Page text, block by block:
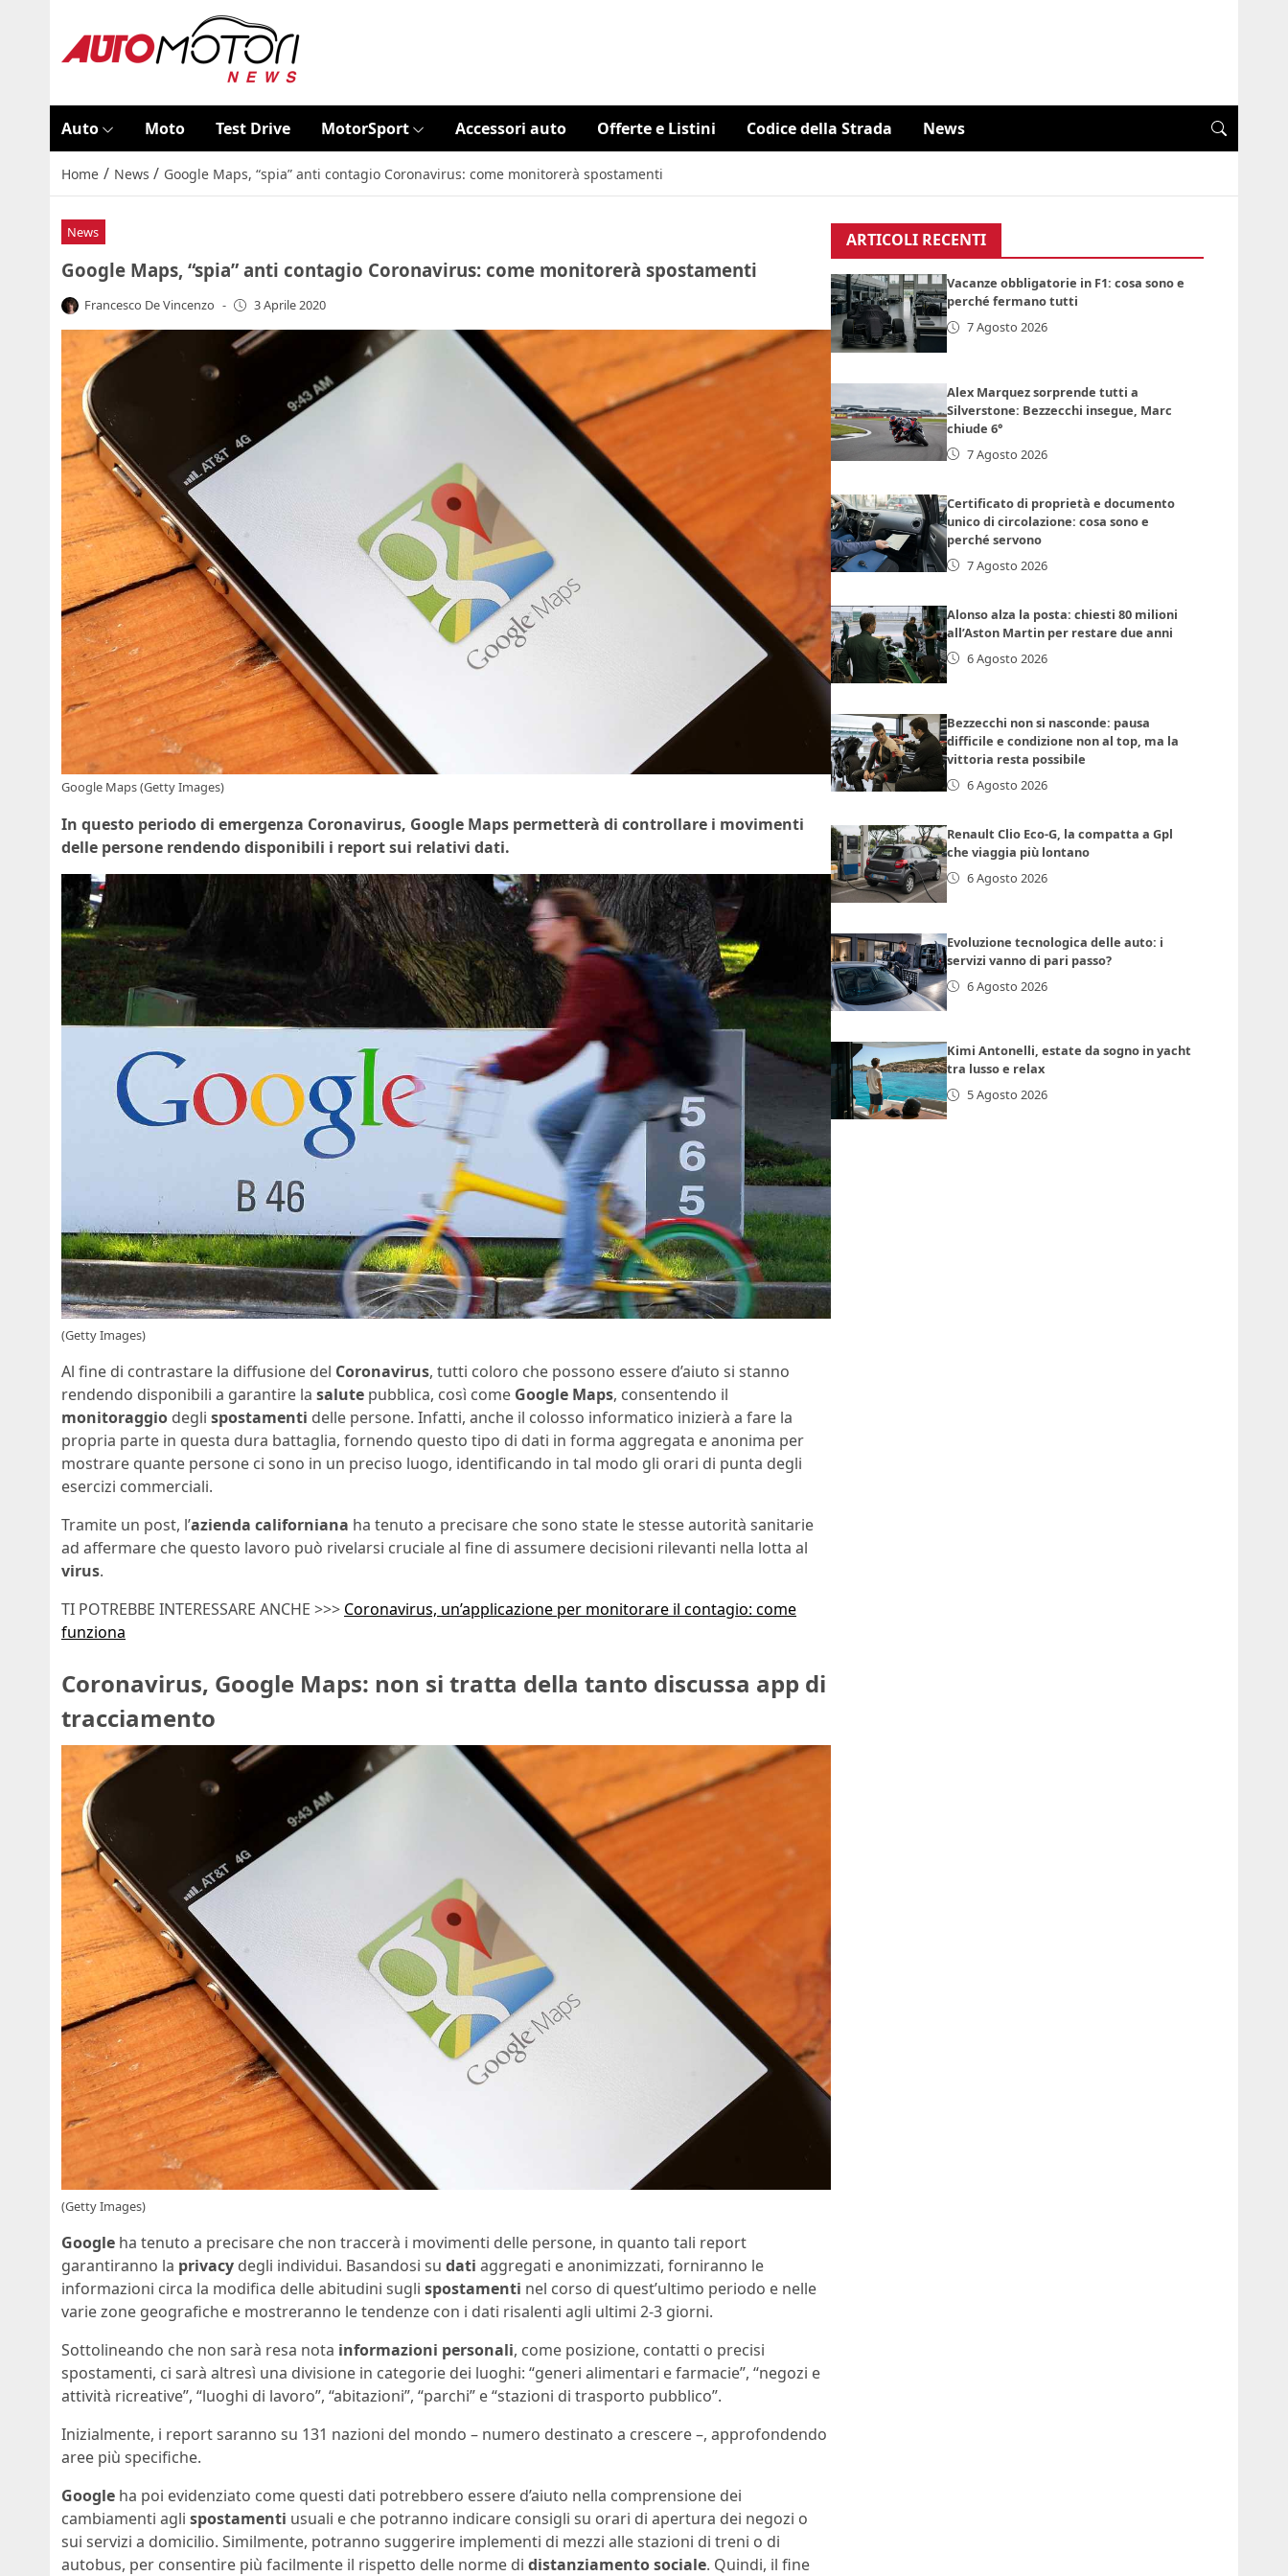
Auto Moto Test Drive MotorSport Accessori auto Offerte e Listini Codice della Strada News
Home / News / Google Maps, “spia” anti contagio Coronavirus: come monitorerà spostamenti
News
Google Maps, “spia” anti contagio Coronavirus: come monitorerà spostamenti
Francesco De Vincenzo - 3 Aprile 2020
Google Maps (Getty Images)
In questo periodo di emergenza Coronavirus, Google Maps permetterà di controllare i movimenti
delle persone rendendo disponibili i report sui relativi dati.
(Getty Images)
Al fine di contrastare la diffusione del Coronavirus, tutti coloro che possono essere d’aiuto si stanno
rendendo disponibili a garantire la salute pubblica, così come Google Maps, consentendo il
monitoraggio degli spostamenti delle persone. Infatti, anche il colosso informatico inizierà a fare la
propria parte in questa dura battaglia, fornendo questo tipo di dati in forma aggregata e anonima per
mostrare quante persone ci sono in un preciso luogo, identificando in tal modo gli orari di punta degli
esercizi commerciali.
Tramite un post, l’azienda californiana ha tenuto a precisare che sono state le stesse autorità sanitarie
ad affermare che questo lavoro può rivelarsi cruciale al fine di assumere decisioni rilevanti nella lotta al
virus.
TI POTREBBE INTERESSARE ANCHE >>> Coronavirus, un’applicazione per monitorare il contagio: come
funziona
Coronavirus, Google Maps: non si tratta della tanto discussa app di
tracciamento
(Getty Images)
Google ha tenuto a precisare che non traccerà i movimenti delle persone, in quanto tali report
garantiranno la privacy degli individui. Basandosi su dati aggregati e anonimizzati, forniranno le
informazioni circa la modifica delle abitudini sugli spostamenti nel corso di quest’ultimo periodo e nelle
varie zone geografiche e mostreranno le tendenze con i dati risalenti agli ultimi 2-3 giorni.
Sottolineando che non sarà resa nota informazioni personali, come posizione, contatti o precisi
spostamenti, ci sarà altresì una divisione in categorie dei luoghi: “generi alimentari e farmacie”, “negozi e
attività ricreative”, “luoghi di lavoro”, “abitazioni”, “parchi” e “stazioni di trasporto pubblico”.
Inizialmente, i report saranno su 131 nazioni del mondo – numero destinato a crescere –, approfondendo
aree più specifiche.
Google ha poi evidenziato come questi dati potrebbero essere d’aiuto nella comprensione dei
cambiamenti agli spostamenti usuali e che potranno indicare consigli su orari di apertura dei negozi o
sui servizi a domicilio. Similmente, potranno suggerire implementi di mezzi alle stazioni di treni o di
autobus, per consentire più facilmente il rispetto delle norme di distanziamento sociale. Quindi, il fine
ARTICOLI RECENTI
Vacanze obbligatorie in F1: cosa sono e
perché fermano tutti
7 Agosto 2026
Alex Marquez sorprende tutti a
Silverstone: Bezzecchi insegue, Marc
chiude 6°
7 Agosto 2026
Certificato di proprietà e documento
unico di circolazione: cosa sono e
perché servono
7 Agosto 2026
Alonso alza la posta: chiesti 80 milioni
all’Aston Martin per restare due anni
6 Agosto 2026
Bezzecchi non si nasconde: pausa
difficile e condizione non al top, ma la
vittoria resta possibile
6 Agosto 2026
Renault Clio Eco-G, la compatta a Gpl
che viaggia più lontano
6 Agosto 2026
Evoluzione tecnologica delle auto: i
servizi vanno di pari passo?
6 Agosto 2026
Kimi Antonelli, estate da sogno in yacht
tra lusso e relax
5 Agosto 2026